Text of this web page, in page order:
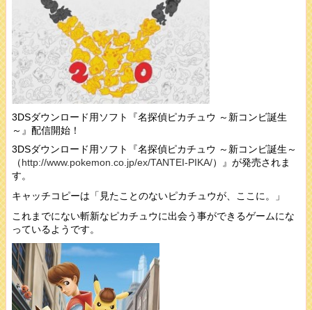
3DSダウンロード用ソフト『名探偵ピカチュウ ～新コンビ誕生
～』配信開始！
3DSダウンロード用ソフト『名探偵ピカチュウ ～新コンビ誕生～
（http://www.pokemon.co.jp/ex/TANTEI-PIKA/）』が発売されま
す。
キャッチコピーは「見たことのないピカチュウが、ここに。」
これまでにない斬新なピカチュウに出会う事ができるゲームにな
っているようです。